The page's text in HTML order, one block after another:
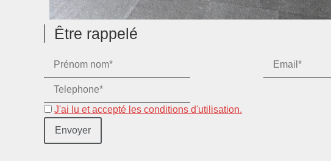
Être rappelé
J'ai lu et accepté les conditions d'utilisation.